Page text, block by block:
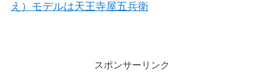
え）モデルは天王寺屋五兵衛
スポンサーリンク